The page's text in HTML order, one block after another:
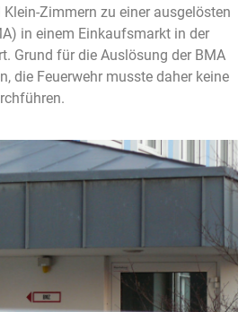
Klein-Zimmern zu einer ausgelösten
in einem Einkaufsmarkt in der
Grund für die Auslösung der BMA
die Feuerwehr musste daher keine